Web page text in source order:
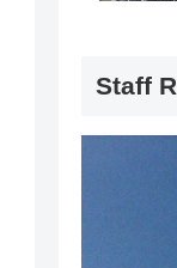
Staff